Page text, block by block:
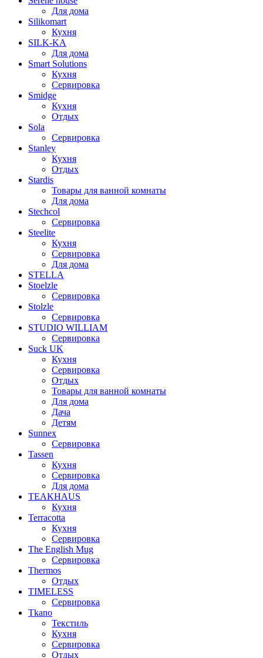
Для дома
Silikomart
Кухня
SILK-KA
Для дома
Smart Solutions
Кухня
Сервировка
Smidge
Кухня
Отдых
Sola
Сервировка
Stanley
Кухня
Отдых
Stardis
Товары для ванной комнаты
Для дома
Stechcol
Сервировка
Steelite
Кухня
Сервировка
Для дома
STELLA
Stoelzle
Сервировка
Stolzle
Сервировка
STUDIO WILLIAM
Сервировка
Suck UK
Кухня
Сервировка
Отдых
Товары для ванной комнаты
Для дома
Дача
Детям
Sunnex
Сервировка
Tassen
Кухня
Сервировка
Для дома
TEAKHAUS
Кухня
Terracotta
Кухня
Сервировка
The English Mug
Сервировка
Thermos
Отдых
TIMELESS
Сервировка
Tkano
Текстиль
Кухня
Сервировка
Отдых